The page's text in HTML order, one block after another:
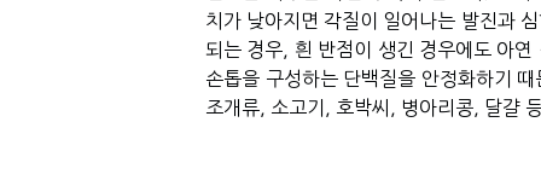
치가 낮아지면 각질이 일어나는 발진과
되는 경우, 흰 반점이 생긴 경우에도 아
손톱을 구성하는 단백질을 안정화하기
조개류, 소고기, 호박씨, 병아리콩, 달걀